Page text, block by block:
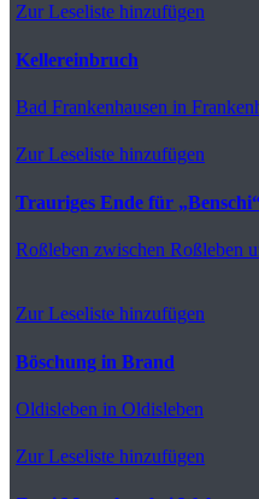
Zur Leseliste hinzufügen
Kellereinbruch
Bad Frankenhausen in
Zur Leseliste hinzufügen
Trauriges Ende für
Roßleben zwischen Roßleben
Zur Leseliste hinzufügen
Böschung in Brand
Oldisleben in Oldisleben
Zur Leseliste hinzufügen